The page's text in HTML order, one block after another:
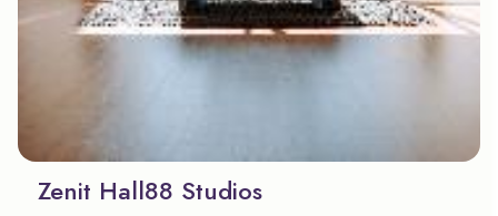
Zenit Hall88 Studios